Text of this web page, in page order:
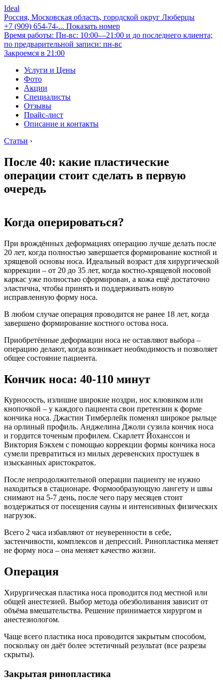
Ideal
Россия, Московская область, городской округ Люберцы
+7 (909) 654-74-... Показать номер
Время работы: Пн-вс: 10:00—21:00 и до последнего клиента;
по предварительной записи: пн-вс
Закроемся в 21:00
Услуги и Цены
Фото
Акции
Специалисты
Отзывы
Прайс-лист
Описание и контакты
Статьи ›
После 40: какие пластические
операции стоит сделать в первую
очередь
Когда оперироваться?
При врождённых деформациях операцию лучше делать после
20 лет, когда полностью завершается формирование костной и
хрящевой основы носа. Идеальный возраст для хирургической
коррекции – от 20 до 35 лет, когда костно-хрящевой носовой
каркас уже полностью сформирован, а кожа ещё достаточно
эластична, чтобы принять и поддерживать новую
исправленную форму носа.
В любом случае операция проводится не ранее 18 лет, когда
завершено формирование костного остова носа.
Приобретённые деформации носа не оставляют выбора –
операцию делают, когда возникает необходимость и позволяет
общее состояние пациента.
Кончик носа: 40-110 минут
Курносость, излишне широкие ноздри, нос клювиком или
кнопочкой – у каждого пациента свои претензии к форме
кончика носа. Джастин Тимберлейк поменял широкое рыльце
на орлиный профиль. Анджелина Джоли сузила кончик носа
и гордится точеным профилем. Скарлетт Йоханссон и
Виктория Бэкхем с помощью коррекции формы кончика носа
сумели превратиться из милых деревенских простушек в
изысканных аристократок.
После непродолжительной операции пациенту не нужно
находиться в стационаре. Формообразующую лангету и швы
снимают на 5-7 день, после чего пару месяцев стоит
воздержаться от посещения сауны и интенсивных физических
нагрузок.
Всего 2 часа избавляют от неуверенности в себе,
застенчивости, комплексов и депрессий. Ринопластика меняет
не форму носа – она меняет качество жизни.
Операция
Хирургическая пластика носа проводится под местной или
общей анестезией. Выбор метода обезболивания зависит от
объёма вмешательства. Решение принимается хирургом и
анестезиологом.
Чаще всего пластика носа проводится закрытым способом,
поскольку он даёт более эстетичный результат (все разрезы
скрыты).
Закрытая ринопластика